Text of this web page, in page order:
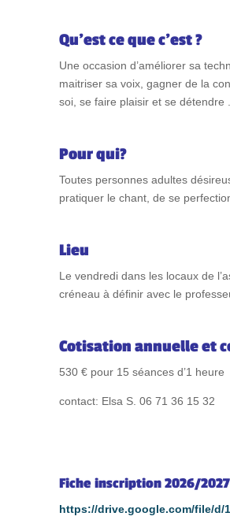
Qu’est ce que c’est ?
Une occasion d’améliorer sa
maitriser sa voix, gagner de la
soi, se faire plaisir et se détendre .
Pour qui?
Toutes personnes adultes
pratiquer le chant, de se
Lieu
Le vendredi dans les locaux de
créneau à définir avec le
Cotisation annuelle et
530 € pour 15 séances d’1 heure
contact: Elsa S. 06 71 36 15 32
Fiche inscription 2026/
https://drive.google.com/file/d/